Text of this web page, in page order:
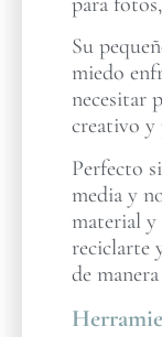
Su
miedo
necesitar
creativo y
Perfecto
media y
material y
reciclarte
de